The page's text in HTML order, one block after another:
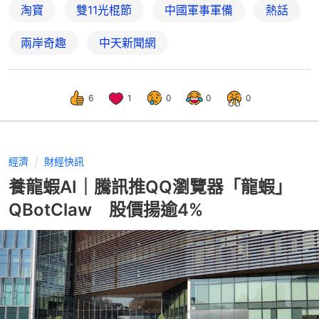
淘寶 雙11光棍節 中國軍事軍備 熱話
兩岸奇趣 中天新聞網
6 1 0 0 0
經濟 財經快訊
養龍蝦AI｜騰訊推QQ瀏覽器「龍蝦」
QBotClaw 股價揚逾4%